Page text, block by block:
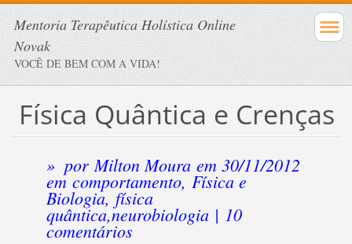
Mentoria Terapêutica Holística Online
Novak
VOCÊ DE BEM COM A VIDA!
Física Quântica e Crenças
» por Milton Mouraem 30/11/2012
em comportamento, Física e
Biologia, física
quântica,neurobiologia| 10
comentários